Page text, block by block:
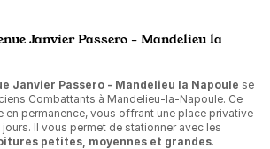
Janvier Passero - Mandelieu la
Janvier Passero - Mandelieu la Napoule se
Combattants à Mandelieu-la-Napoule. Ce
en permanence, vous offrant une place privative
Il vous permet de stationner avec les
petites, moyennes et grandes.